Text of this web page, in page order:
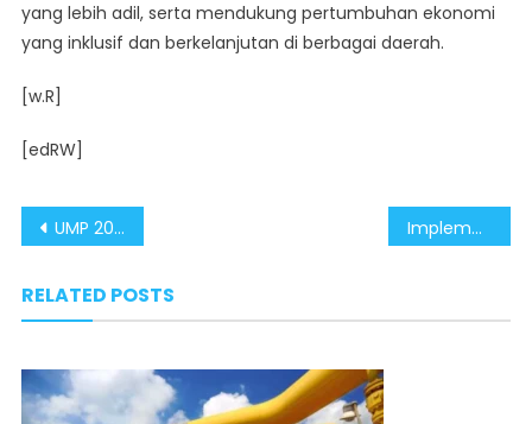
yang lebih adil, serta mendukung pertumbuhan ekonomi
yang inklusif dan berkelanjutan di berbagai daerah.
[w.R]
[edRW]
Post
UMP 2026: Komitmen Pemerintah Tingkatkan Daya Beli Pekerja dan Tolak Provokasi Aksi Demo Buruh Implementasi KUHP dan KUHAP Baru Tingkatkan Efektivitas Penanganan Tindak Pidana
RELATED POSTS